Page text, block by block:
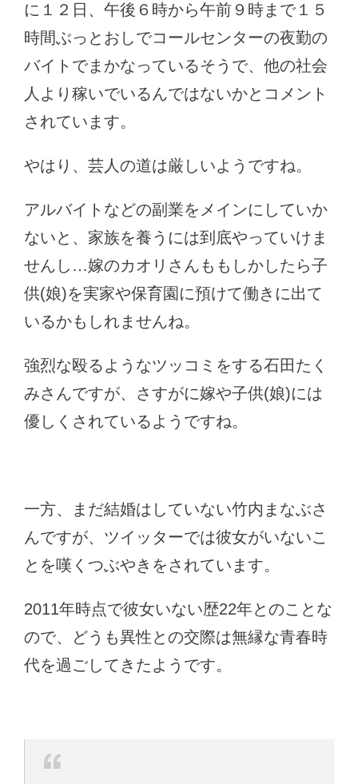
に１２日、午後６時から午前９時まで１５
時間ぶっとおしでコールセンターの夜勤の
バイトでまかなっているそうで、他の社会
人より稼いでいるんではないかとコメント
されています。
やはり、芸人の道は厳しいようですね。
アルバイトなどの副業をメインにしていか
ないと、家族を養うには到底やっていけま
せんし…嫁のカオリさんももしかしたら子
供(娘)を実家や保育園に預けて働きに出て
いるかもしれませんね。
強烈な殴るようなツッコミをする石田たく
みさんですが、さすがに嫁や子供(娘)には
優しくされているようですね。
一方、まだ結婚はしていない竹内まなぶさ
んですが、ツイッターでは彼女がいないこ
とを嘆くつぶやきをされています。
2011年時点で彼女いない歴22年とのことな
ので、どうも異性との交際は無縁な青春時
代を過ごしてきたようです。